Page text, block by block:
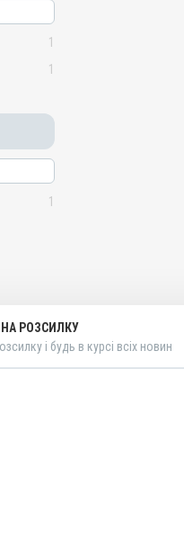
1
1
1
РОЗСИЛКУ
і будь в курсі всіх новин